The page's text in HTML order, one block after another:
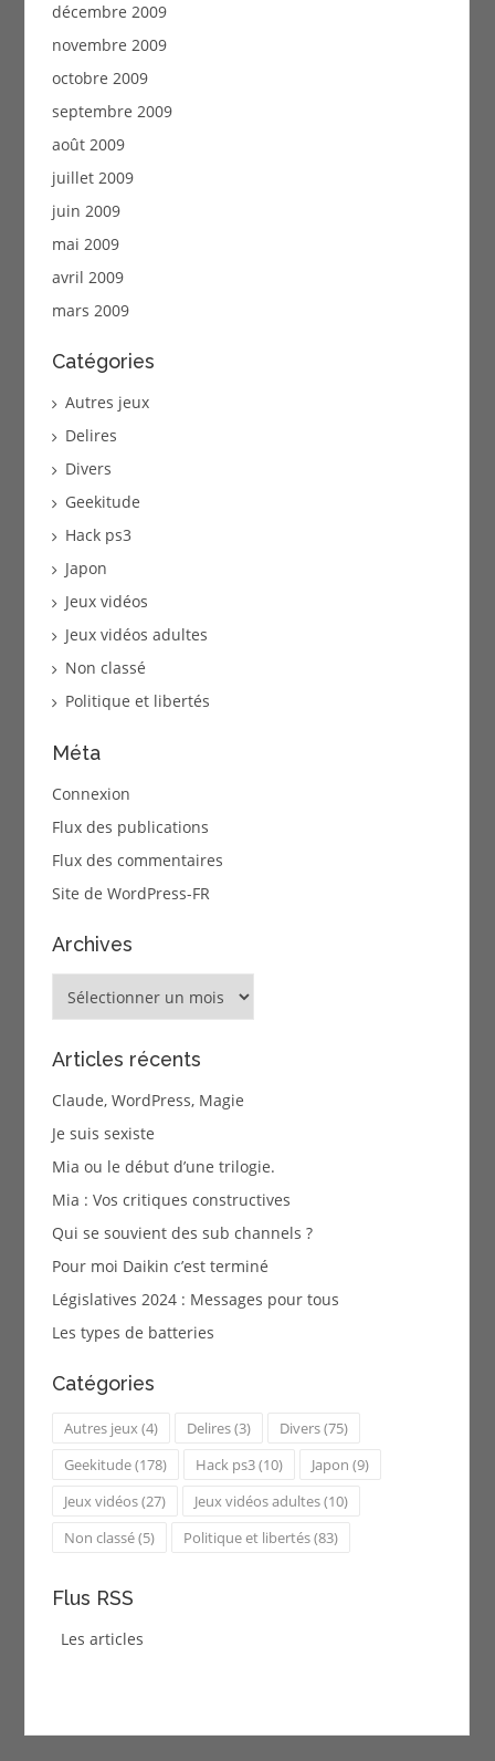
décembre 2009
novembre 2009
octobre 2009
septembre 2009
août 2009
juillet 2009
juin 2009
mai 2009
avril 2009
mars 2009
Catégories
Autres jeux
Delires
Divers
Geekitude
Hack ps3
Japon
Jeux vidéos
Jeux vidéos adultes
Non classé
Politique et libertés
Méta
Connexion
Flux des publications
Flux des commentaires
Site de WordPress-FR
Archives
Articles récents
Claude, WordPress, Magie
Je suis sexiste
Mia ou le début d’une trilogie.
Mia : Vos critiques constructives
Qui se souvient des sub channels ?
Pour moi Daikin c’est terminé
Législatives 2024 : Messages pour tous
Les types de batteries
Catégories
Autres jeux(4) Delires(3) Divers(75)
Geekitude(178) Hack ps3(10) Japon (9)
Jeux vidéos(27) Jeux vidéos adultes(10)
Non classé(5) Politique et libertés(83)
Flus RSS
Les articles